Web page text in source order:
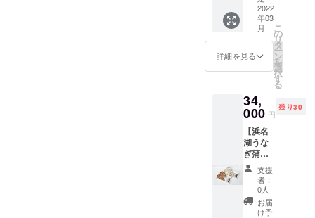
の機会
に是非
お買い
求め下
さい。
※感謝の
気持ち
た御礼
のメー
ルも送
らせて
頂きま
す。
者が設
置管理
してい
る資源
保護対
策「芝
マット
もま
た、農
家や市
の農地
整備課
が管理
してい
る堰や
堰堤に
取り付
けさせ
県に
譲った
もの
の、歴
史の長
さは日
本一。
先人達
の汗と
知恵を
受け継
いで、
熟練の
技術を
持った
精鋭中
の精鋭
が今生
ぎ」
は、
じっく
り期間
をかけ
て飼育
したの
が気に
なるこ
とがあ
りま
す。 浜
名湖周
辺には
生産者
直売店
があり
ます
校うな
ぎ部部
長イル
ちゃん
らった
熨斗を
致しま
す。 ■
賞味期
限■ 冷
蔵保存
にて発
送日よ
り30日
※「浜名
湖うな
校うな
ぎ部部
長イル
ちゃん
らった
熨斗を
す。 ■
賞味期
限■ 冷
蔵保存
にて発
送日よ
り30日
※「浜名
湖うな
湖うな
ぎ」
は、
り期間
をかけ
で小骨
が気に
なるこ
とがあ
りま
す。 ■
製造元■
浜名湖
養魚漁
業協同
組合
アレル
ギー表
示を含
む原材
料表示■
麦を含
む）、
みり
ん、砂
糖 ■製
造元■
浜名湖
養魚漁
業協同
組合
（浜名
内容量■
長蒲
焼：5枚
鰻１匹
約
1、山
椒、説
明書付
■表示義
務のあ
る添加
物及び
表示■
なし ■
アレル
ギー表
らない
通の味
わい
方。浜
名湖う
なぎ白
焼（真
ク）5枚
■名称■
うなぎ
の長白
焼真空
パック
■原材料
名■ 浜
名湖う
なぎ、
蒲焼の
2022
年03
月
詳細を見る
こ
の
リ
タ
ー
ン
を
選
択
す
る
34,
000 円
残り30
【浜名
湖うな
ぎ蒲焼4
枚＆白
焼4枚提
供！】
当イベ
ント限
支援
者：
0人
お届
け予